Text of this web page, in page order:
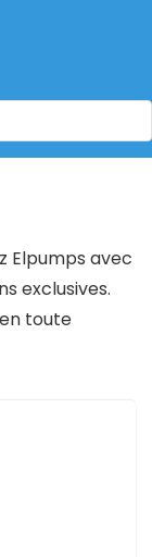
Elpumps avec
exclusives.
toute